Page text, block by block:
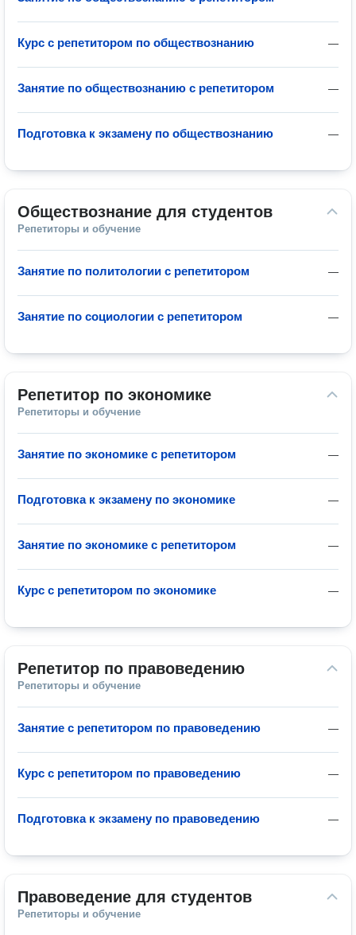
—
Курс с репетитором по обществознанию
—
Занятие по обществознанию с репетитором
—
Подготовка к экзамену по обществознанию
Обществознание для студентов
Репетиторы и обучение
—
Занятие по политологии с репетитором
—
Занятие по социологии с репетитором
Репетитор по экономике
Репетиторы и обучение
—
Занятие по экономике с репетитором
—
Подготовка к экзамену по экономике
—
Занятие по экономике с репетитором
—
Курс с репетитором по экономике
Репетитор по правоведению
Репетиторы и обучение
—
Занятие с репетитором по правоведению
—
Курс с репетитором по правоведению
—
Подготовка к экзамену по правоведению
Правоведение для студентов
Репетиторы и обучение